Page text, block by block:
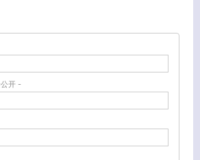
开 -